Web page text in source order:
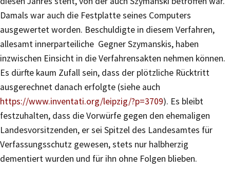
Damals war auch die Festplatte seines Computers
ausgewertet worden. Beschuldigte in diesem Verfahren,
allesamt innerparteiliche Gegner Szymanskis, haben
inzwischen Einsicht in die Verfahrensakten nehmen können.
Es dürfte kaum Zufall sein, dass der plötzliche Rücktritt
ausgerechnet danach erfolgte (siehe auch
https://www.inventati.org/leipzig/?p=3709). Es bleibt
festzuhalten, dass die Vorwürfe gegen den ehemaligen
Landesvorsitzenden, er sei Spitzel des Landesamtes für
Verfassungsschutz gewesen, stets nur halbherzig
dementiert wurden und für ihn ohne Folgen blieben.